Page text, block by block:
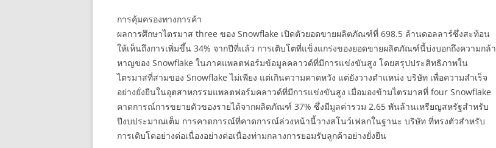
การคุ้มครองทางการค้า
ผลการศึกษาไตรมาส three ของ Snowflake เปิดตัวยอดขายผลิตภัณฑ์ที่ 698.5 ล้านดอลลาร์ซึ่งสะท้อน
ให้เห็นถึงการเพิ่มขึ้น 34% จากปีที่แล้ว การเติบโตที่แข็งแกร่งของยอดขายผลิตภัณฑ์นี้บ่งบอกถึงความกล้า
หาญของ Snowflake ในภาคแพลตฟอร์มข้อมูลคลาวด์ที่มีการแข่งขันสูง โดยสรุปประสิทธิภาพใน
ไตรมาสที่สามของ Snowflake ไม่เพียง แต่เกินความคาดหวัง แต่ยังวางตำแหน่ง บริษัท เพื่อความสำเร็จ
อย่างยั่งยืนในอุตสาหกรรมแพลตฟอร์มคลาวด์ที่มีการแข่งขันสูง เมื่อมองข้ามไตรมาสที่ four Snowflake
คาดการณ์การขยายตัวของรายได้จากผลิตภัณฑ์ 37% ซึ่งมีมูลค่ารวม 2.65 พันล้านเหรียญสหรัฐสำหรับ
ปีงบประมาณเต็ม การคาดการณ์ที่คาดการณ์ล่วงหน้านี้วางสโนว์เฟลกในฐานะ บริษัท ที่ทรงตัวสำหรับ
การเติบโตอย่างต่อเนื่องอย่างต่อเนื่องท่ามกลางการยอมรับลูกค้าอย่างยั่งยืน